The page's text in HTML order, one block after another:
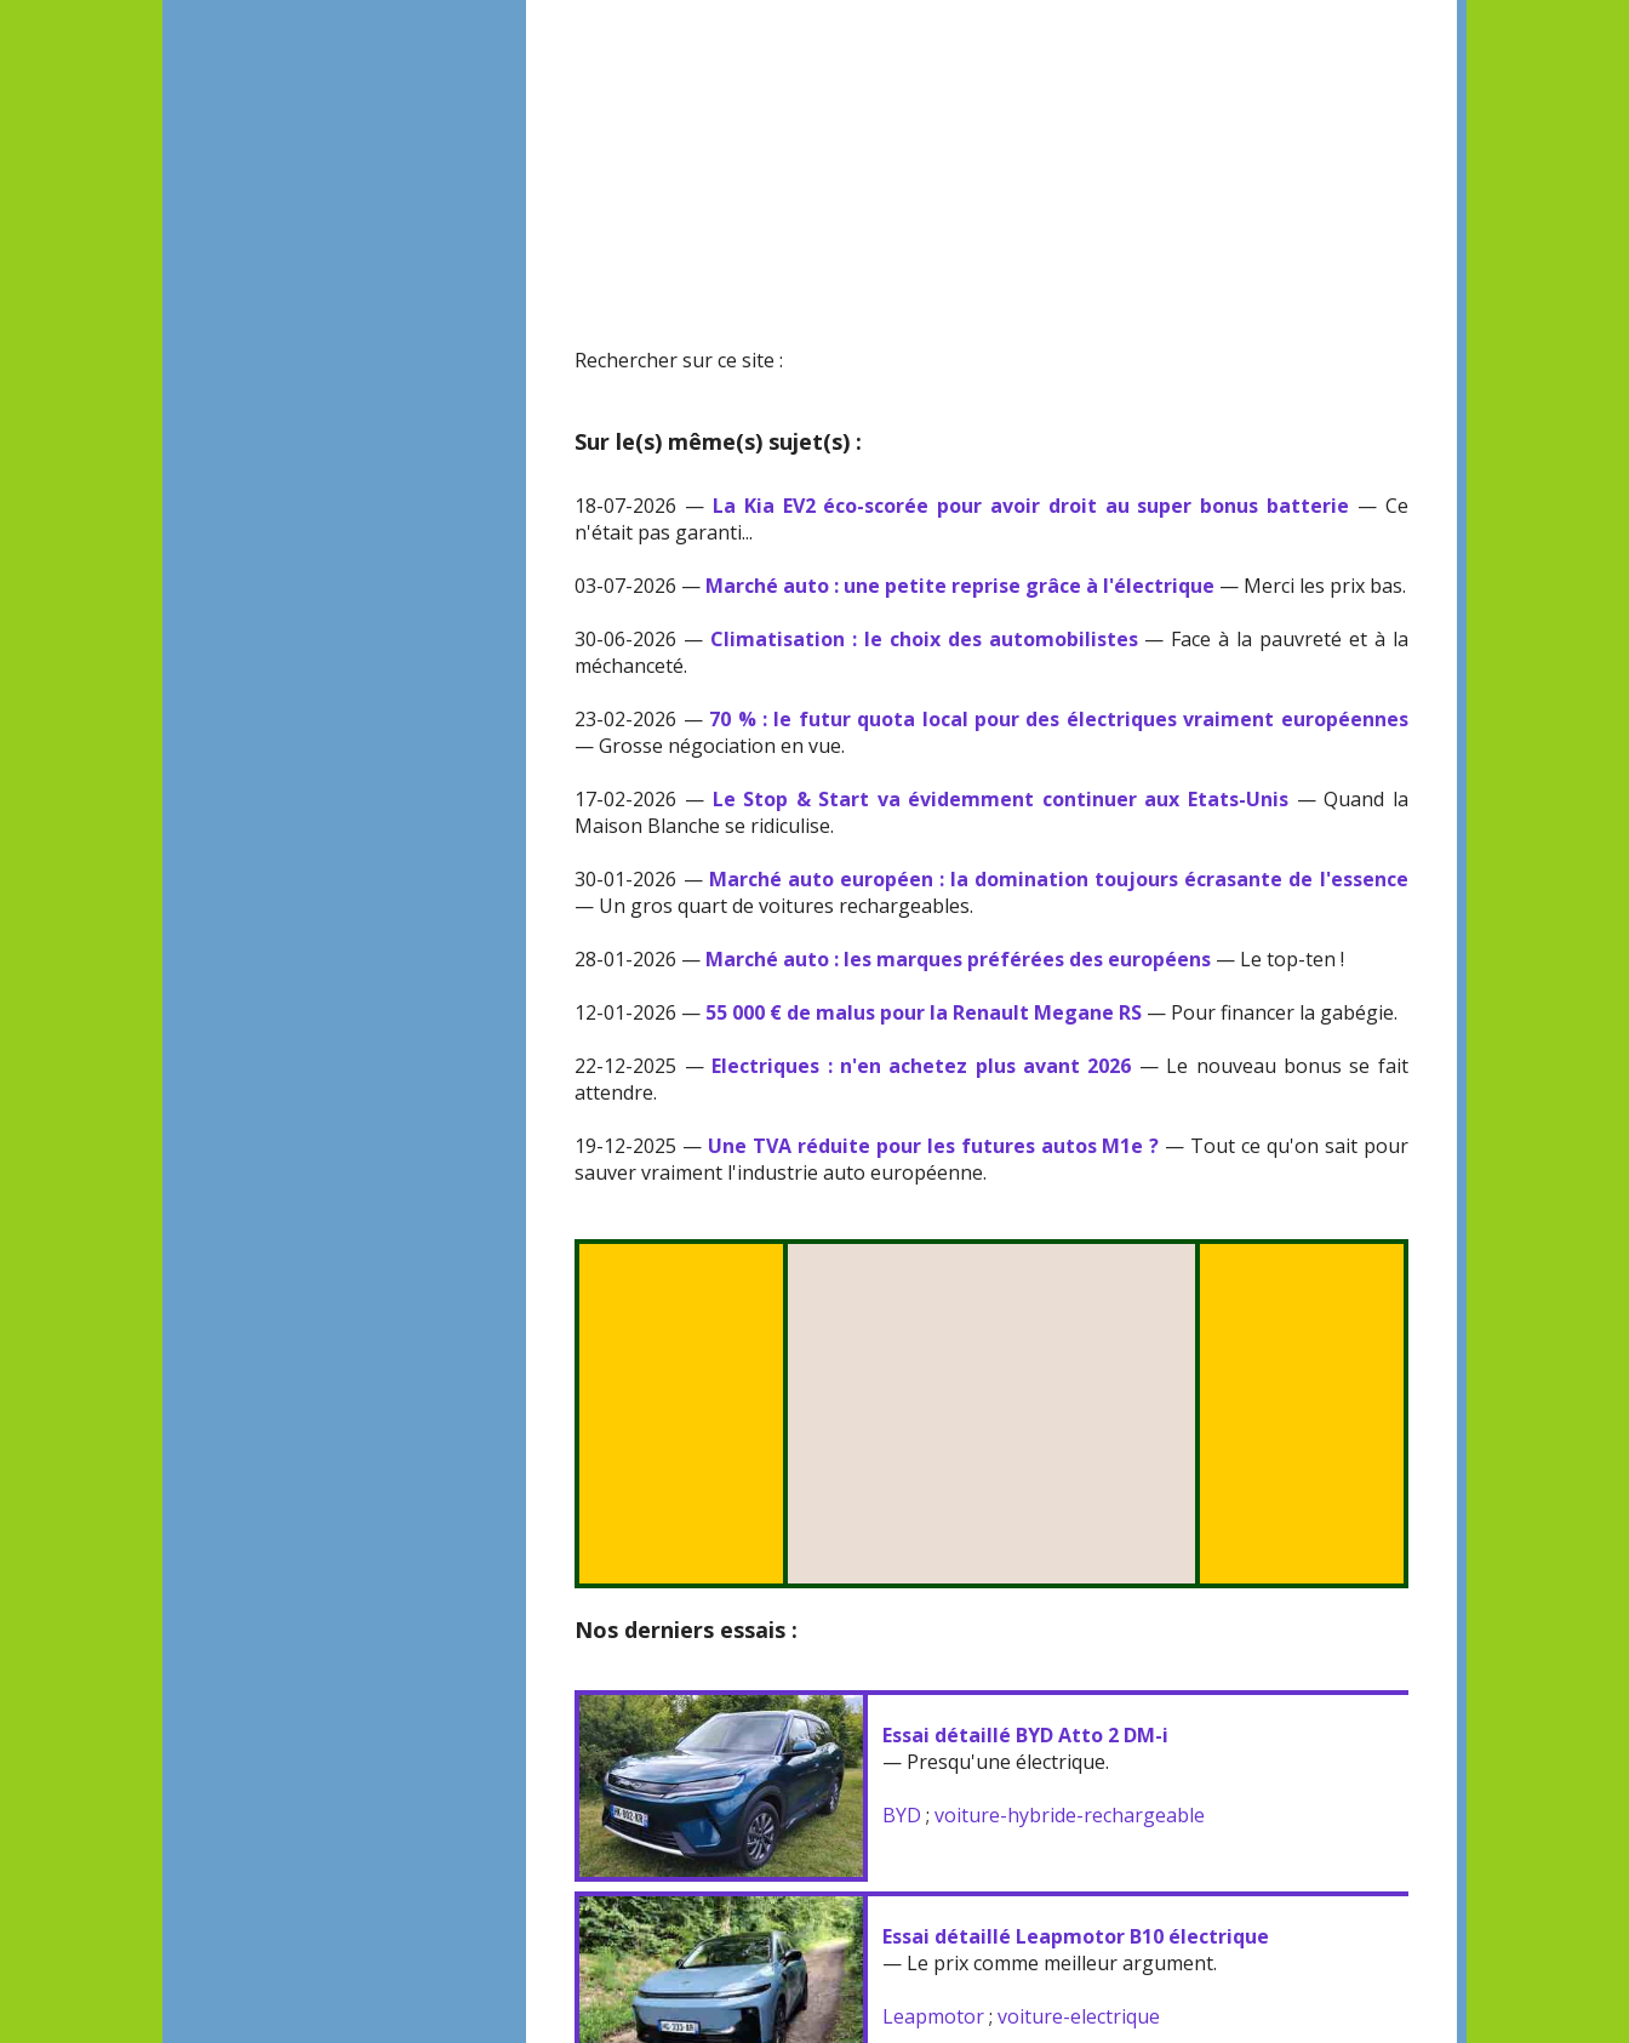
Rechercher sur ce site :
Sur le(s) même(s) sujet(s) :
18-07-2026 — La Kia EV2 éco-scorée pour avoir droit au super bonus batterie — Ce
n'était pas garanti...
03-07-2026 — Marché auto : une petite reprise grâce à l'électrique — Merci les prix bas.
30-06-2026 — Climatisation : le choix des automobilistes— Face à la pauvreté et à la
méchanceté.
23-02-2026 — 70 % : le futur quota local pour des électriques vraiment européennes
— Grosse négociation en vue.
17-02-2026 — Le Stop & Start va évidemment continuer aux Etats-Unis— Quand la
Maison Blanche se ridiculise.
30-01-2026 — Marché auto européen : la domination toujours écrasante de l'essence
— Un gros quart de voitures rechargeables.
28-01-2026 — Marché auto : les marques préférées des européens — Le top-ten !
12-01-2026 — 55 000 € de malus pour la Renault Megane RS — Pour financer la gabégie.
22-12-2025 — Electriques : n'en achetez plus avant 2026 — Le nouveau bonus se fait
attendre.
19-12-2025 — Une TVA réduite pour les futures autos M1e ? — Tout ce qu'on sait pour
sauver vraiment l'industrie auto européenne.
Nos derniers essais :
Essai détaillé BYD Atto 2 DM-i
— Presqu'une électrique.
BYD ;voiture-hybride-rechargeable
Essai détaillé Leapmotor B10 électrique
— Le prix comme meilleur argument.
Leapmotor;voiture-electrique